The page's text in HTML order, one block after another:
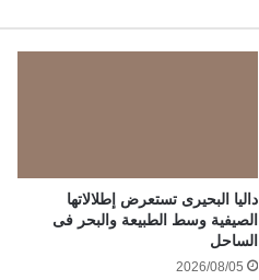
داليا البحيرى تستعرض إطلالاتها
الصيفية وسط الطبيعة والبحر فى
الساحل
2026/08/05